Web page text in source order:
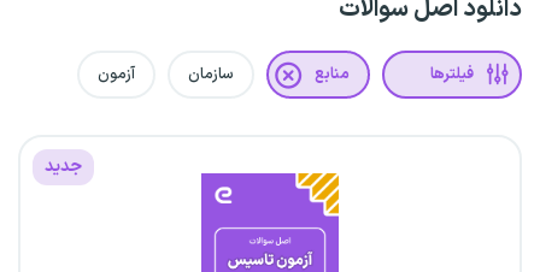
دانلود اصل سوالات
فیلترها منابع سازمان آزمون
جدید